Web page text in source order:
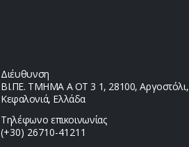
Διέυθυνση
ΒΙ.ΠΕ. ΤΜΗΜΑ Α ΟΤ 3 1, 28100, Αργοστόλι,
Κεφαλονιά, Ελλάδα
Τηλέφωνο επικοινωνίας
(+30) 26710-41211